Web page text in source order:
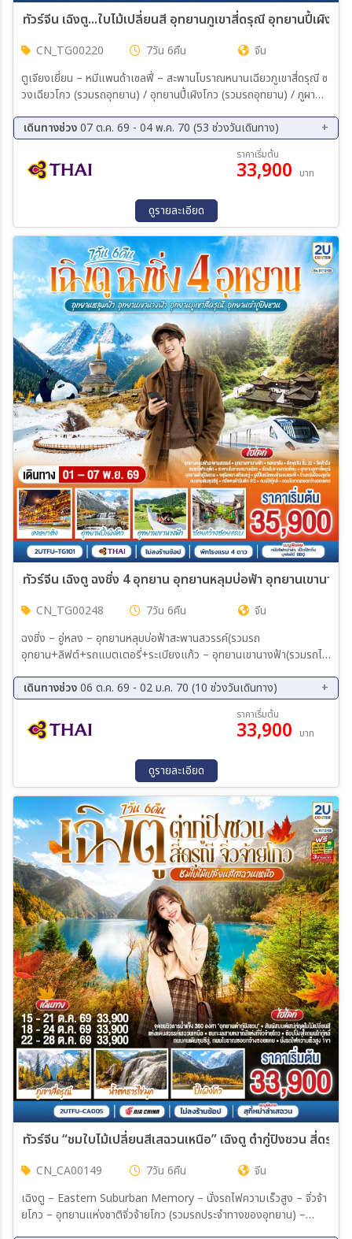
CN_TG00220 7วัน 6คืน
จีน
ตูเจียงเยี่ยน – หมีแพนด้าเซลฟี่ – สะพานโบราณหนานเฉียวภูเขาสี่ดรุณี ซ
วงเฉียวโกว (รวมรถอุทยาน) / อุทยานปี้เผิงโกว (รวมรถอุทยาน) / ภูผา
(ใช้รถเวียนของอุทยาน) /นั่งรถไฟความเร็วสูงสู่เมืองเฉิงตู /ถนนคนเดิน
ชุนซีลู่ +ร้าน POP MART /ถนนไท่กู่หลี่ / ถนนโบราณซอยกว้างซอย
แคบ+ร้าน POP MART *เมนูพิเศษ...สุกี้เห็ด/สุกี้หมาล่าเสฉวน
เดินทางช่วง07 ต.ค. 69 - 04 พ.ค. 70 (53 ช่วงวันเดินทาง)
08 ต.ค. 69 - 14 ต.ค. 69
10 ต.ค. 69 - 16 ต.ค. 69
12 ต.ค. 69 - 18 ต.ค. 69
13 ต.ค. 69 - 19 ต.ค. 69
14 ต.ค. 69 - 20 ต.ค. 69
16 ต.ค. 69 - 22 ต.ค. 69
18 ต.ค. 69 - 24 ต.ค. 69
19 ต.ค. 69 - 25 ต.ค. 69
21 ต.ค. 69 - 27 ต.ค. 69
22 ต.ค. 69 - 28 ต.ค. 69
23 ต.ค. 69 - 29 ต.ค. 69
24 ต.ค. 69 - 30 ต.ค. 69
26 ต.ค. 69 - 01 พ.ย. 69
30 ต.ค. 69 - 05 พ.ย. 69
31 ต.ค. 69 - 06 พ.ย. 69
02 พ.ย. 69 - 08 พ.ย. 69
03 พ.ย. 69 - 09 พ.ย. 69
04 พ.ย. 69 - 10 พ.ย. 69
05 พ.ย. 69 - 11 พ.ย. 69
06 พ.ย. 69 - 12 พ.ย. 69
07 พ.ย. 69 - 13 พ.ย. 69
11 พ.ย. 69 - 17 พ.ย. 69
14 พ.ย. 69 - 20 พ.ย. 69
20 พ.ย. 69 - 26 พ.ย. 69
25 พ.ย. 69 - 01 ธ.ค. 69
27 พ.ย. 69 - 03 ธ.ค. 69
29 พ.ย. 69 - 05 ธ.ค. 69
01 ธ.ค. 69 - 07 ธ.ค. 69
04 ธ.ค. 69 - 10 ธ.ค. 69
06 ธ.ค. 69 - 12 ธ.ค. 69
10 ธ.ค. 69 - 16 ธ.ค. 69
14 ธ.ค. 69 - 20 ธ.ค. 69
20 ธ.ค. 69 - 26 ธ.ค. 69
21 ธ.ค. 69 - 27 ธ.ค. 69
25 ธ.ค. 69 - 31 ธ.ค. 69
26 ธ.ค. 69 - 01 ม.ค. 70
29 ธ.ค. 69 - 04 ม.ค. 70
30 ธ.ค. 69 - 05 ม.ค. 70
31 ธ.ค. 69 - 06 ม.ค. 70
01 ม.ค. 70 - 07 ม.ค. 70
02 ม.ค. 70 - 08 ม.ค. 70
03 ม.ค. 70 - 09 ม.ค. 70
15 ม.ค. 70 - 21 ม.ค. 70
20 ก.พ. 70 - 26 ก.พ. 70
26 ก.พ. 70 - 04 มี.ค. 70
12 มี.ค. 70 - 18 มี.ค. 70
19 มี.ค. 70 - 25 มี.ค. 70
02 เม.ย. 70 - 08 เม.ย. 70
23 เม.ย. 70 - 29 เม.ย. 70
ราคาเริ่มต้น
33,900 บาท
ดูรายละเอียด
CN_TG00248 7วัน 6คืน
จีน
ฉงชิ่ง – อู่หลง – อุทยานหลุมบ่อฟ้าสะพานสวรรค์(รวมรถ
อุทยาน+ลิฟต์+รถแบตเตอรี่+ระเบียงแก้ว – อุทยานเขานางฟ้า(รวมรถไฟ
รถไฟความเร็วสูงกลับเฉิงตู – สะพานโบราณหนานเฉียว – เมืองโบราณ
กวนเซี่ยน – อุทยานภูเขาสี่ดรุณี ซวงเฉียวโกว(รวมรถอุทยาน) – อุทยานต๋า
กู่ปิงชวน(รวมรถอายาน+กระเช้าขึ้น-ลง) – จตุรัสหยางเทียนหวู่ – รูปปั้น
หมีแพนด้านอนเซลฟี่ – ร้านหนังสือจงซูเก๋อ – วัดต้าฉือ – ถนนคนเดินซุนซี
เดินทางช่วง06 ต.ค. 69 - 02 ม.ค. 70 (10 ช่วงวันเดินทาง)
09 ต.ค. 69 - 15 ต.ค. 69
11 ต.ค. 69 - 17 ต.ค. 69
20 ต.ค. 69 - 26 ต.ค. 69
28 ต.ค. 69 - 03 พ.ย. 69
01 พ.ย. 69 - 07 พ.ย. 69
02 ธ.ค. 69 - 08 ธ.ค. 69
27 ธ.ค. 69 - 02 ม.ค. 70
ราคาเริ่มต้น
33,900 บาท
ดูรายละเอียด
ทัวร์จีน “ชมใบไม้เปลี่ยนสีเสฉวนเหนือ” เฉิงตู ต๋ากู่ปิงชวน สี่ดรุ
CN_CA00149 7วัน 6คืน
จีน
เฉิงตู – Eastern Suburban Memory – นั่งรถไฟความเร็วสูง – จิ่วจ้า
ยโกว – อุทยานแห่งชาติจิ่วจ้ายโกว (รวมรถประจำทางของอุทยาน) –